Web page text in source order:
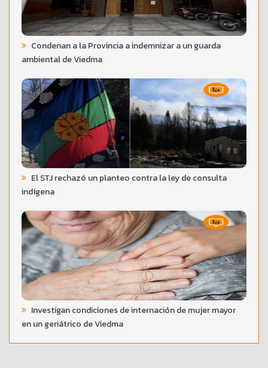
Condenan a la Provincia a indemnizar a un guarda
ambiental de Viedma
El STJ rechazó un planteo contra la ley de consulta
indígena
Investigan condiciones de internación de mujer mayor
en un geriátrico de Viedma